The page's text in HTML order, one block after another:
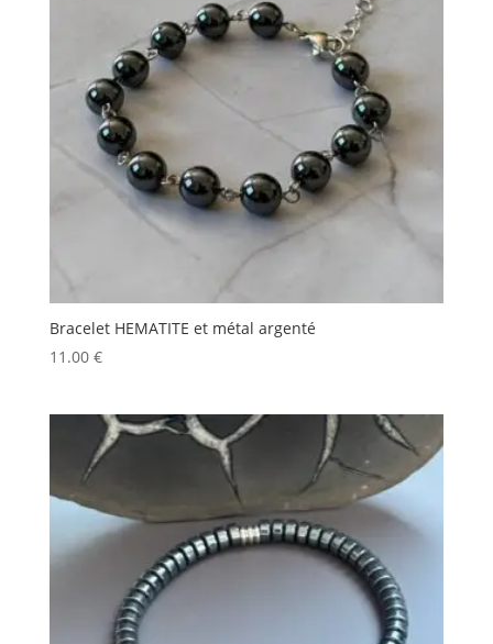
Bracelet HEMATITE et métal argenté
11.00 €